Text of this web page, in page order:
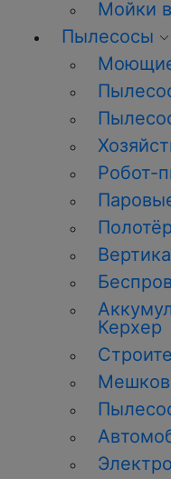
Мойки
Пылесосы
Робот-
Керхер